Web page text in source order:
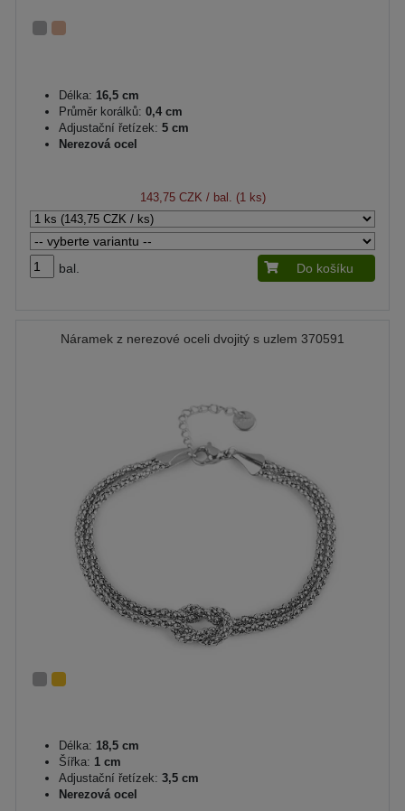
Délka: 16,5 cm
Průměr korálků: 0,4 cm
Adjustační řetízek: 5 cm
Nerezová ocel
143,75 CZK / bal. (1 ks)
bal. Do košíku
Náramek z nerezové oceli dvojitý s uzlem 370591
Délka: 18,5 cm
Šířka: 1 cm
Adjustační řetízek: 3,5 cm
Nerezová ocel